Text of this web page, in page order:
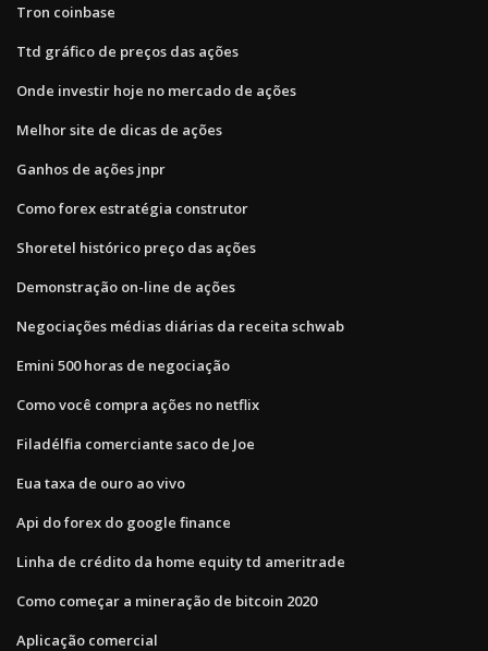
Tron coinbase
Ttd gráfico de preços das ações
Onde investir hoje no mercado de ações
Melhor site de dicas de ações
Ganhos de ações jnpr
Como forex estratégia construtor
Shoretel histórico preço das ações
Demonstração on-line de ações
Negociações médias diárias da receita schwab
Emini 500 horas de negociação
Como você compra ações no netflix
Filadélfia comerciante saco de Joe
Eua taxa de ouro ao vivo
Api do forex do google finance
Linha de crédito da home equity td ameritrade
Como começar a mineração de bitcoin 2020
Aplicação comercial